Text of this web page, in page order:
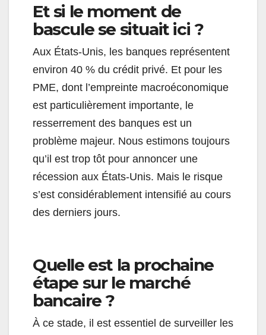
Et si le moment de
bascule se situait ici ?
Aux États-Unis, les banques représentent
environ 40 % du crédit privé. Et pour les
PME, dont l’empreinte macroéconomique
est particulièrement importante, le
resserrement des banques est un
problème majeur. Nous estimons toujours
qu’il est trop tôt pour annoncer une
récession aux États-Unis. Mais le risque
s’est considérablement intensifié au cours
des derniers jours.
Quelle est la prochaine
étape sur le marché
bancaire ?
À ce stade, il est essentiel de surveiller les